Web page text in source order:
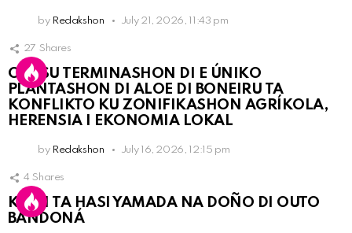
by Redakshon July 21, 2026, 11:43 pm
27 Shares
OLB SU TERMINASHON DI E ÚNIKO
PLANTASHON DI ALOE DI BONEIRU TA
KONFLIKTO KU ZONIFIKASHON AGRÍKOLA,
HERENSIA I EKONOMIA LOKAL
by Redakshon July 16, 2026, 12:15 pm
4 Shares
KPCN TA HASI YAMADA NA DOÑO DI OUTO
BANDONÁ